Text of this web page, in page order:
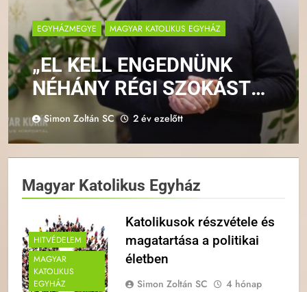
EGYHÁZMEGYE MAGYAR KATOLIKUS EGYHÁZ
„EL KELL ENGEDNÜNK
NÉHÁNY RÉGI SZOKÁST
AHHOZ, HOGY MOST
KEGYELMEKET KAPJUNK”
– INTERJÚ BALOGH
LÁSZLÓ ATYÁVAL A
MISSZIÓS PLÉBÁNIÁKRÓL
Simon Zoltán SC 2 év ezelőtt
Magyar Katolikus Egyház
HITVÉDELEM
MAGYAR
KATOLIKUS
EGYHÁZ
Katolikusok részvétele és
magatartása a politikai
életben
Simon Zoltán SC
4 hónap